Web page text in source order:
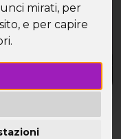
mirati, per
e per capire
single